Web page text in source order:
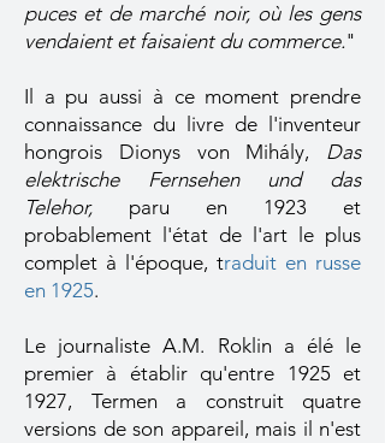
puces et de marché noir, où les gens
vendaient et faisaient du commerce."
Il a pu aussi à ce moment prendre
connaissance du livre de l'inventeur
hongrois Dionys von Mihály, Das
elektrische Fernsehen und das
Telehor, paru en 1923 et
probablement l'état de l'art le plus
complet à l'époque, traduit en russe
en 1925.
Le journaliste A.M. Roklin a élé le
premier à établir qu'entre 1925 et
1927, Termen a construit quatre
versions de son appareil, mais il n'est